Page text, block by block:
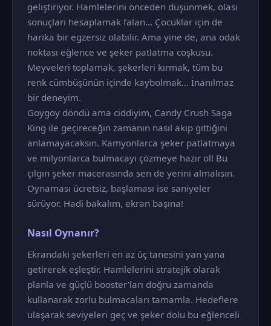
geliştiriyor. Hamlelerini önceden düşünmek, olası
sonuçları hesaplamak falan... Çocuklar için de
harika bir egzersiz olabilir. Ama yine de, ana odak
noktası eğlence ve şeker patlatma coşkusu.
Meyveleri toplamak, şekerleri kırmak, tüm bu
renk cümbüşünün içinde kaybolmak... İnanılmaz
bir deneyim.
Goygoy döndü ama ciddiyim, Candy Crush Saga
King ile geçireceğin zamanın nasıl akıp gittiğini
anlamayacaksın. Kamyonlarca şeker patlatmaya
ve milyonlarca bulmacayı çözmeye hazır ol! Bu
çılgın şeker macerasında sen de yerini almalısın.
Oynaması ücretsiz, başlaması ise saniyeler
sürüyor. Hadi bakalım, ekran başına!
Nasıl Oynanır?
Ekrandaki şekerleri en az üç tanesini yan yana
getirerek eşleştir. Hamlelerini stratejik olarak
planla ve güçlü booster'ları doğru zamanda
kullanarak zorlu bulmacaları tamamla. Hedeflere
ulaşarak seviyeleri geç ve şeker dolu bu eğlenceli